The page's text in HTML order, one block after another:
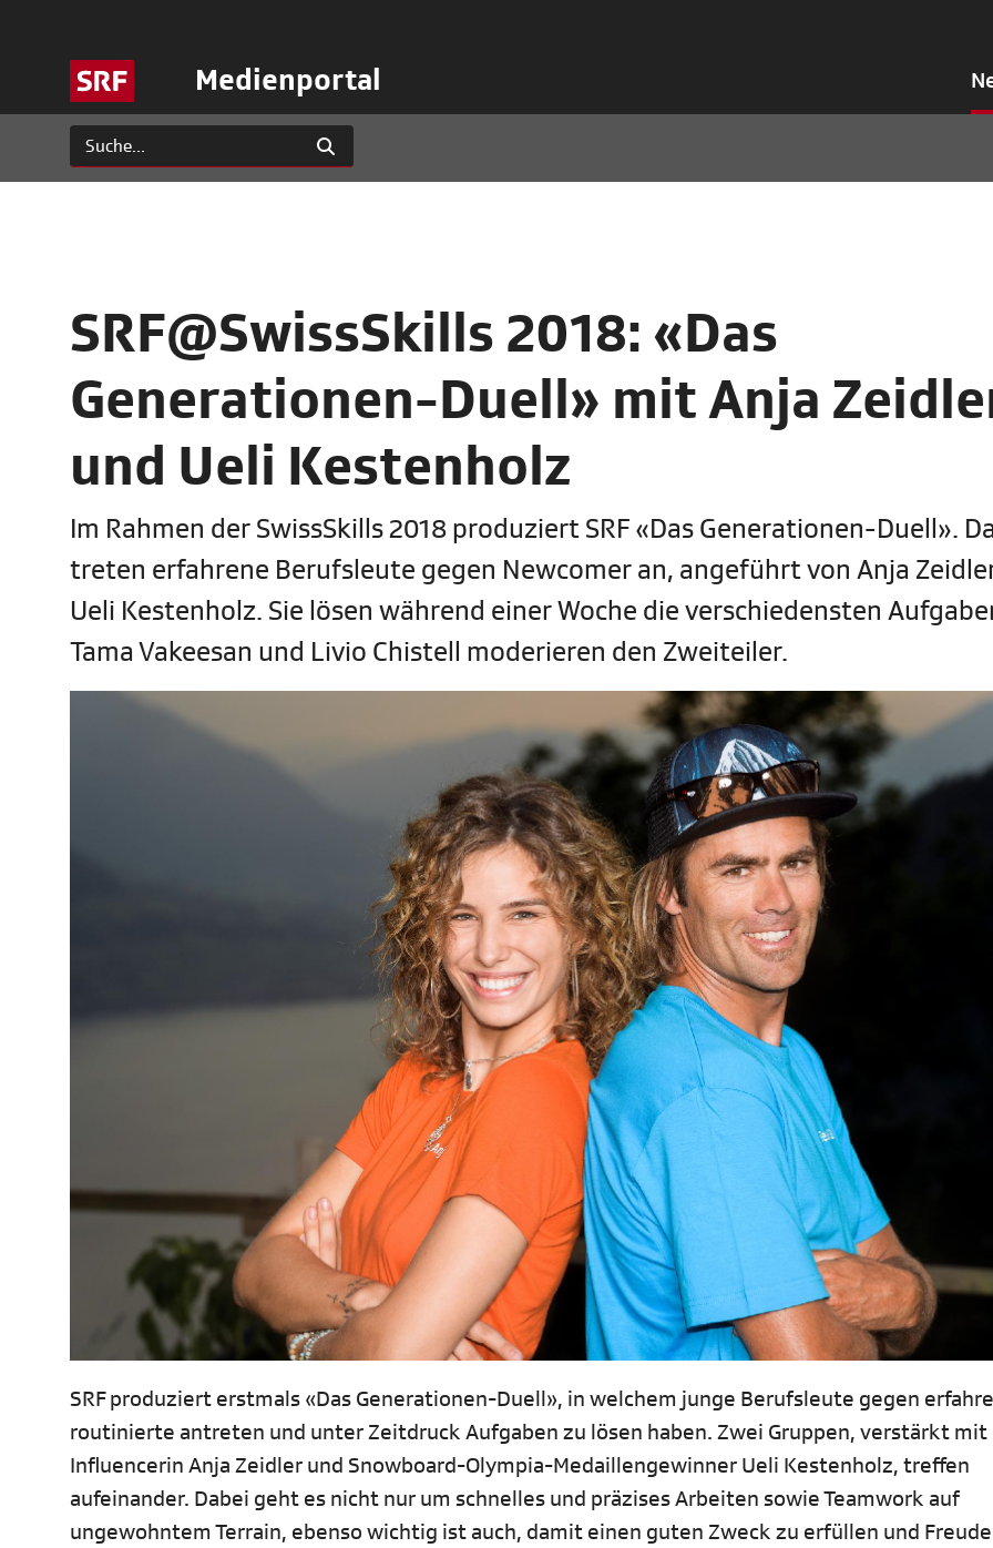
Medienportal
SRF@SwissSkills 2018: «Das
Generationen-Duell» mit Anja
und Ueli Kestenholz
Im Rahmen der SwissSkills 2018 produziert SRF «Das Generationen-Duell».
treten erfahrene Berufsleute gegen Newcomer an, angeführt von Anja
Ueli Kestenholz. Sie lösen während einer Woche die verschiedensten
Tama Vakeesan und Livio Chistell moderieren den Zweiteiler.
SRF produziert erstmals «Das Generationen-Duell», in welchem junge Berufsleute gegen
routinierte antreten und unter Zeitdruck Aufgaben zu lösen haben. Zwei Gruppen, verstärkt mit
Influencerin Anja Zeidler und Snowboard-Olympia-Medaillengewinner Ueli Kestenholz, treffen
aufeinander. Dabei geht es nicht nur um schnelles und präzises Arbeiten sowie Teamwork auf
ungewohntem Terrain, ebenso wichtig ist auch, damit einen guten Zweck zu erfüllen und